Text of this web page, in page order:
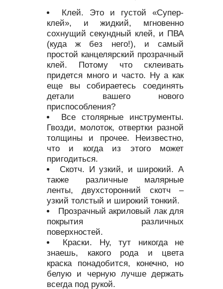
Клей. Это и густой «Супер-
клей», и жидкий, мгновенно
сохнущий секундный клей, и ПВА
(куда ж без него!), и самый
простой канцелярский прозрачный
клей. Потому что склеивать
придется много и часто. Ну а как
еще вы собираетесь соединять
детали вашего нового
приспособления?
Все столярные инструменты.
Гвозди, молоток, отвертки разной
толщины и прочее. Неизвестно,
что и когда из этого может
пригодиться.
Скотч. И узкий, и широкий. А
также различные малярные
ленты, двухсторонний скотч –
узкий толстый и широкий тонкий.
Прозрачный акриловый лак для
покрытия различных
поверхностей.
Краски. Ну, тут никогда не
знаешь, какого рода и цвета
краска понадобится, конечно, но
белую и черную лучше держать
всегда под рукой.